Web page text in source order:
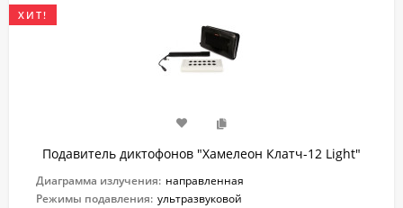
ХИТ!
Подавитель диктофонов "Хамелеон Клатч-12 Light"
Диаграмма излучения: направленная
Режимы подавления: ультразвуковой